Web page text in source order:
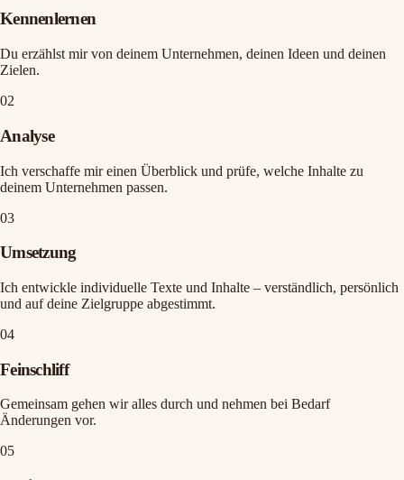
Kennenlernen
Du erzählst mir von deinem Unternehmen, deinen Ideen und deinen
Zielen.
02
Analyse
Ich verschaffe mir einen Überblick und prüfe, welche Inhalte zu
deinem Unternehmen passen.
03
Umsetzung
Ich entwickle individuelle Texte und Inhalte – verständlich, persönlich
und auf deine Zielgruppe abgestimmt.
04
Feinschliff
Gemeinsam gehen wir alles durch und nehmen bei Bedarf
Änderungen vor.
05